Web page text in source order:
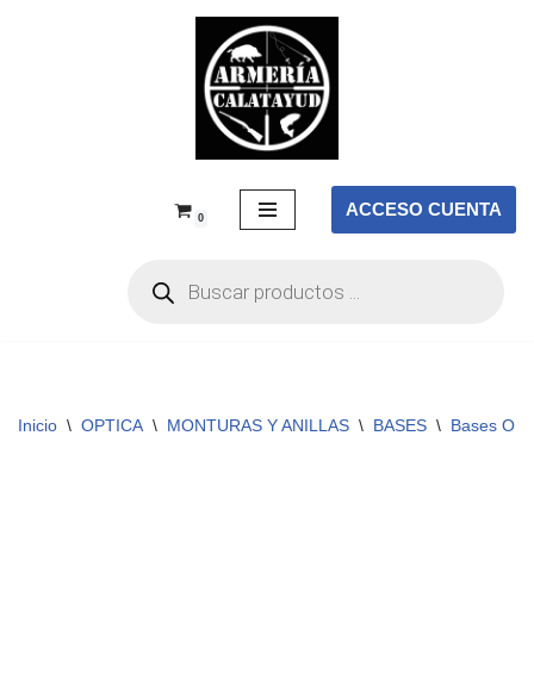
0 ACCESO CUENTA
Inicio \ OPTICA \ MONTURAS Y ANILLAS \ BASES \ Bases